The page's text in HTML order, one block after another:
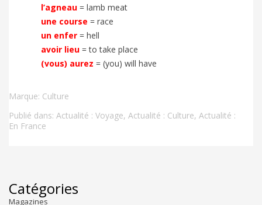
l’agneau = lamb meat
une course = race
un enfer = hell
avoir lieu = to take place
(vous) aurez = (you) will have
Marque: Culture
Publié dans: Actualité : Voyage, Actualité : Culture, Actualité :
En France
Catégories
Magazines